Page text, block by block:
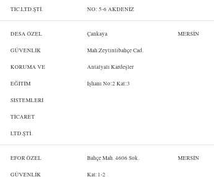
TİC.LTD.ŞTİ. NO: 5-6 AKDENİZ
DESA ÖZEL
GÜVENLİK
KORUMA VE
EĞİTİM
SİSTEMLERİ
TİCARET
LTD.ŞTİ.
Çankaya
Mah.Zeytinlibahçe Cad.
Antalyalı Kardeşler
İşhanı No:2 Kat:3
MERSİN
EFOR ÖZEL
GÜVENLİK
Bahçe Mah. 4606 Sok.
Kat:1-2
MERSİN